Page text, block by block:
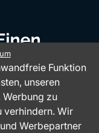
Funktion
unseren
Werbung zu
verhindern. Wir
Werbepartner